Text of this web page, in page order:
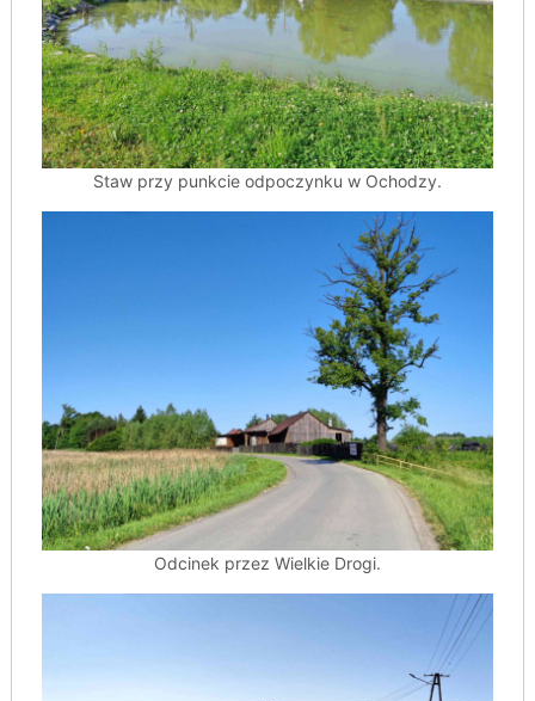
Staw przy punkcie odpoczynku w Ochodzy.
Odcinek przez Wielkie Drogi.